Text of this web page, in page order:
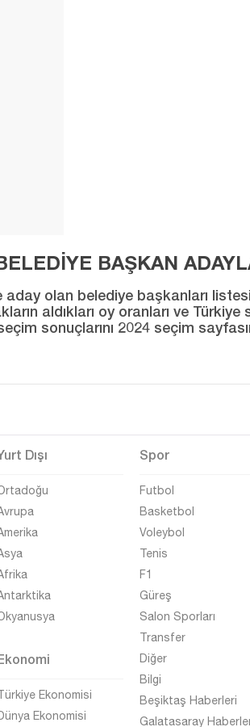
BAŞKAN
olan belediye başkanları
aldıkları oy oranları ve
seçim sonuçlarını 2024 seçim
Dışı
Ekonomisi
Ekonomisi
Spor
Futbol
Basketbol
Voleybol
Tenis
F1
Güreş
Salon Sporları
Transfer
Diğer
Bilgi
Beşiktaş Haberleri
Galatasaray